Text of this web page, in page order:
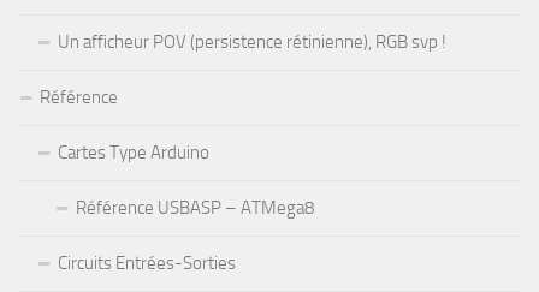
Un afficheur POV (persistence rétinienne), RGB svp !
Référence
Cartes Type Arduino
Référence USBASP – ATMega8
Circuits Entrées-Sorties